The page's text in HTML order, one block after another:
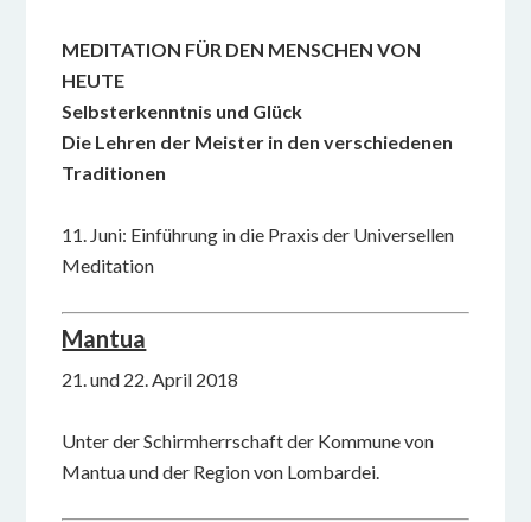
MEDITATION FÜR DEN MENSCHEN VON
HEUTE
Selbsterkenntnis und Glück
Die Lehren der Meister in den verschiedenen
Traditionen
11. Juni: Einführung in die Praxis der Universellen
Meditation
Mantua
21. und 22. April 2018
Unter der Schirmherrschaft der Kommune von
Mantua und der Region von Lombardei.